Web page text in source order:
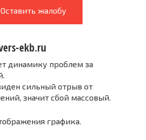
Оставить жалобу
ekb.ru
динамику проблем за
сильный отрыв от
значит сбой массовый.
графика.